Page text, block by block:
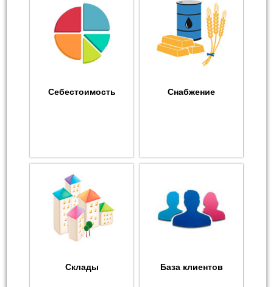
Себестоимость Снабжение
Склады База клиентов